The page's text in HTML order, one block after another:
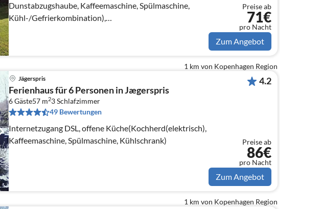
Dunstabzugshaube, Kaffeemaschine, Spülmaschine,
Kühl-/Gefrierkombination),
Wohn-/Schlafzimmer(TV(Kabel), Herd(Holz)
Preise ab
71€
pro Nacht
Zum Angebot
1 km von Kopenhagen Region
Jägerspris
Ferienhaus für 6 Personen in Jægerspris
6 Gäste57 m23Schlafzimmer
49 Bewertungen
Internetzugang DSL, offene Küche(Kochherd(elektrisch),
Kaffeemaschine, Spülmaschine, Kühlschrank)
4.2
Preise ab
86€
pro Nacht
Zum Angebot
1 km von Kopenhagen Region